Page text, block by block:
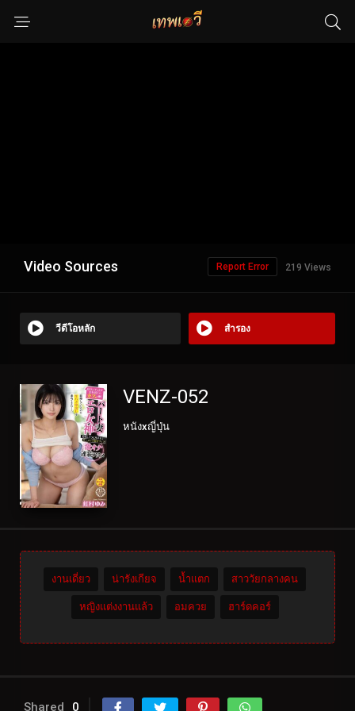
Video Sources 219 Views
Report Error
วีดีโอหลัก สำรอง
VENZ-052
หนังxญี่ปุ่น
งานเดี่ยว น่ารังเกียจ น้ำแตก สาววัยกลางคน
หญิงแต่งงานแล้ว อมควย ฮาร์ดคอร์
Shared 0